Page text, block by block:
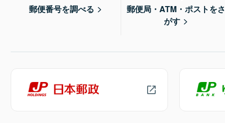
郵便番号を調べる
郵便局・ATM・ポストをさ
がす